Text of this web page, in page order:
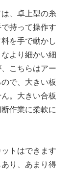
、卓上型の糸
持って操作す
を手で動かし
より細かい細
こちらはアー
で、大きい板
。大きい合板
作業に柔軟に
トはできます
り、あまり得